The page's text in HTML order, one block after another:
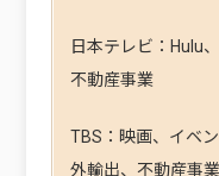
日本テレビ：Hulu
不動産事業
TBS：映画、イベ
外輸出、不動産事業